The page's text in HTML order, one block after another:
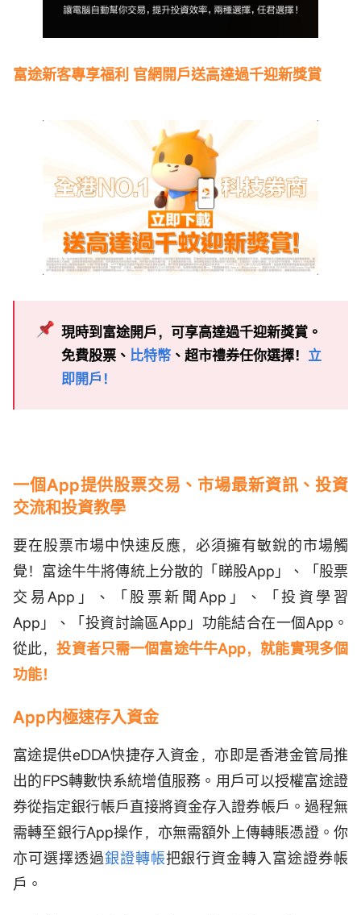
富途新客專享福利 官網開戶送高達過千迎新獎賞
現時到富途開戶，可享高達過千迎新獎賞。
免費股票、 比特幣 、超市禮券任你選擇！ 立
即開戶！
一個App提供股票交易、市場最新資訊、投資
交流和投資教學
要在股票市場中快速反應，必須擁有敏銳的市場觸
覺！富途牛牛將傳統上分散的「睇股App」、「股票
交易App」、「股票新聞App」、「投資學習
App」、「投資討論區App」功能結合在一個App。
從此，投資者只需一個富途牛牛App，就能實現多個
功能！
App内極速存入資金
富途提供eDDA快捷存入資金，亦即是香港金管局推
出的FPS轉數快系統增值服務。用戶可以授權富途證
券從指定銀行帳戶直接將資金存入證券帳戶。過程無
需轉至銀行App操作，亦無需額外上傳轉賬憑證。你
亦可選擇透過銀證轉帳把銀行資金轉入富途證券帳
戶。